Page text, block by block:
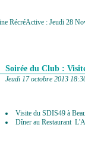
RécréActive : Jeudi 28
Soirée du Club :
Jeudi 17 octobre 2013
Visite du SDIS49 à
Dîner au Restaurant